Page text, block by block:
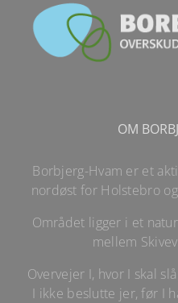
OM
Borbjerg-Hvam er et
nordøst for Holstebro
Området ligger i et
mellem
Overvejer I, hvor I skal
I ikke beslutte jer, før I